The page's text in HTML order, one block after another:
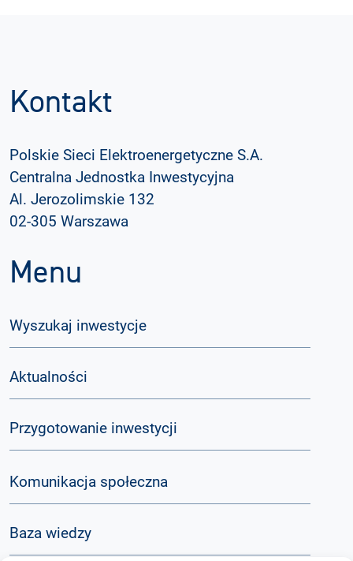
Kontakt
Polskie Sieci Elektroenergetyczne S.A.
Centralna Jednostka Inwestycyjna
Al. Jerozolimskie 132
02-305 Warszawa
Menu
Wyszukaj inwestycje
Aktualności
Przygotowanie inwestycji
Komunikacja społeczna
Baza wiedzy